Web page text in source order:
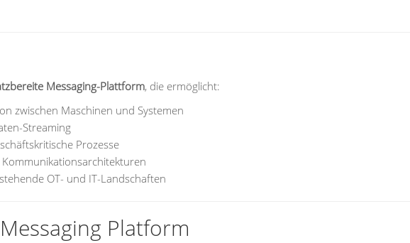
Messaging-Plattform, die ermöglicht:
zwischen Maschinen und Systemen
Streaming
Prozesse
OT- und IT-Landschaften
Platform